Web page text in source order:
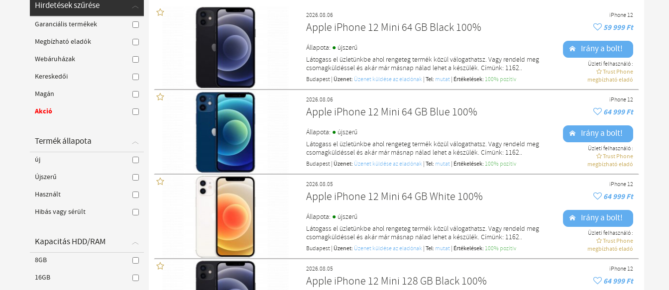
2026.08.06
Apple iPhone 12 Mini 64 GB Black 100%
Állapota: ● újszerű
Látogass el üzletünkbe ahol rengeteg termék közül válogathatsz. Vagy rendeld meg
csomagküldéssel és akár már másnap nálad lehet a készülék. Címünk: 1162..
Budapest | Üzenet: Üzenet küldése az eladónak |Tel: mutat | Értékelések: 100% pozítiv
iPhone 12
59 999 Ft
Irány a bolt!
Üzleti felhasználó :
Trust Phone
megbízható eladó
2026.08.06
Apple iPhone 12 Mini 64 GB Blue 100%
Állapota: ● újszerű
Látogass el üzletünkbe ahol rengeteg termék közül válogathatsz. Vagy rendeld meg
csomagküldéssel és akár már másnap nálad lehet a készülék. Címünk: 1162..
Budapest | Üzenet: Üzenet küldése az eladónak |Tel: mutat | Értékelések: 100% pozítiv
iPhone 12
64 999 Ft
Irány a bolt!
Üzleti felhasználó :
Trust Phone
megbízható eladó
2026.08.05
Apple iPhone 12 Mini 64 GB White 100%
Állapota: ● újszerű
Látogass el üzletünkbe ahol rengeteg termék közül válogathatsz. Vagy rendeld meg
csomagküldéssel és akár már másnap nálad lehet a készülék. Címünk: 1162..
Budapest | Üzenet: Üzenet küldése az eladónak |Tel: mutat | Értékelések: 100% pozítiv
iPhone 12
64 999 Ft
Irány a bolt!
Üzleti felhasználó :
Trust Phone
megbízható eladó
2026.08.05
Apple iPhone 12 Mini 128 GB Black 100%
iPhone 12
64 999 Ft
Hirdetések szűrése
Garanciális termékek
Megbízható eladók
Webáruházak
Kereskedői
Magán
Akció
Termék állapota
új
Újszerű
Használt
Hibás vagy sérült
Kapacitás HDD/RAM
8GB
16GB